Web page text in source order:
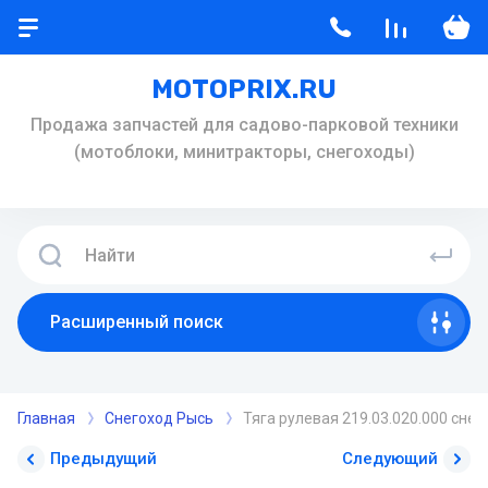
MOTOPRIX.RU
Продажа запчастей для садово-парковой техники
(мотоблоки, минитракторы, снегоходы)
Расширенный поиск
Главная Снегоход Рысь Тяга рулевая 219.03.020.000
Предыдущий Следующий